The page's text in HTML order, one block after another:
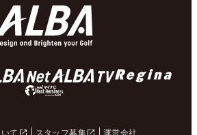
て スタッフ募集 運営会社